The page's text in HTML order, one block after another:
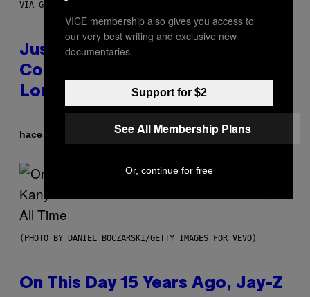
VIA GETTY IMAGES)
Justin Timberlake Released a
Country-Inspired Album in 2018
Long Before It Became a Trend
hace 3 horas Caleb Catlin
(PHOTO BY DANIEL BOCZARSKI/GETTY IMAGES FOR VEVO)
On This Day 15 Years Ago, Jay-Z
VICE membership also gives you access to
our very best writing and exclusive new
documentaries.
Support for $2
See All Membership Plans
Or, continue for free